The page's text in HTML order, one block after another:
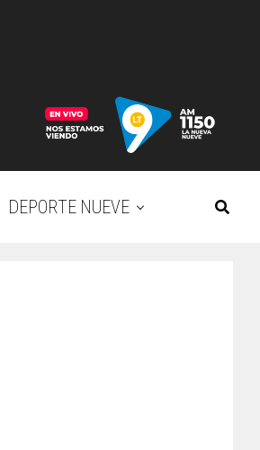
DEPORTE NUEVE